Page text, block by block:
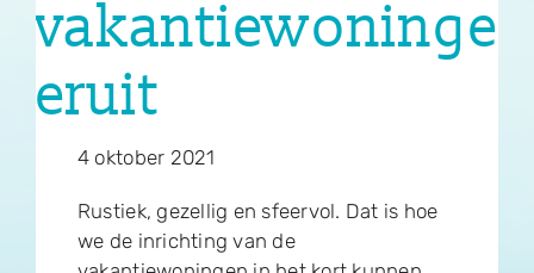
vakantiewoningen
eruit
4 oktober 2021
Rustiek, gezellig en sfeervol. Dat is hoe
we de inrichting van de